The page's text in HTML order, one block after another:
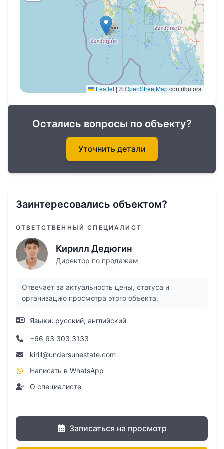
Расстояние до пляжей:
до пляжа Най Харн 2,5 км
до пляжа Раваи 3,9 км
до пляжа Януи 4,7 км
до пляжа Ката 5 км
до пляжа Карон 6,7 км
Особенности виллы:
Площадь дома: 544 кв.м
Площадь участка: 404 кв.м
Частный бассейн размером 4,85х11 м
Терраса для загара и отдыха у бассейна
Просторная гостиная открытой
планировки
Полностью оснащенная кухня в западном
стиле с кухонным островом
Сала
Прачечная
Крытая парковка на 2 авто
Инфраструктура комплекса:
Клаб-хаус
Лобби
Коворкинг/ Конференц-зал
Фитнес-зал
Leaflet | ©OpenStreetMapcontributors
Остались вопросы по объекту?
Уточнить детали
Заинтересовались объектом?
ОТВЕТСТВЕННЫЙ СПЕЦИАЛИСТ
Кирилл Дедюгин
Директор по продажам
Отвечает за актуальность цены, статуса и
организацию просмотра этого объекта.
Языки: русский, английский
+66 63 303 3133
kirill@undersunestate.com
Написать в WhatsApp
О специалисте
Записаться на просмотр